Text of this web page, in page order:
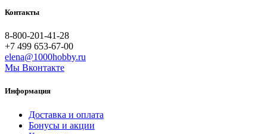
Контакты
8-800-201-41-28
+7 499 653-67-00
elena@1000hobby.ru
Мы Вконтакте
Информация
Доставка и оплата
Бонусы и акции